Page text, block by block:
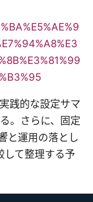
践的な設定サマ
。さらに、固定
と運用の落とし
て整理する予